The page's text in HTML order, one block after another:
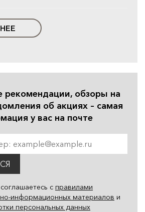
рекомендации, обзоры на
об акциях – самая
у вас на почте
с правилами
информационных материалов и
персональных данных